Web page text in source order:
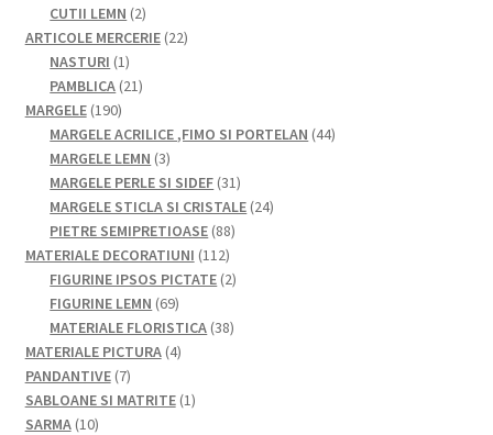
CUTII LEMN 22
produse
ARTICOLE MERCERIE 2222
NASTURI 11
produs
PAMBLICA 2121
produse
MARGELE 190190
de
produse
MARGELE ACRILICE ,FIMO SI PORTELAN 4444
MARGELE LEMN 33
produse
MARGELE PERLE SI SIDEF 3131
de
MARGELE STICLA SI CRISTALE 2424
PIETRE SEMIPRETIOASE 8888
produse
MATERIALE DECORATIUNI 112112
produse
FIGURINE IPSOS PICTATE 22
FIGURINE LEMN 6969
de
produse
MATERIALE FLORISTICA 3838
MATERIALE PICTURA 44
PANDANTIVE 77
produse
SABLOANE SI MATRITE 11
SARMA 1010